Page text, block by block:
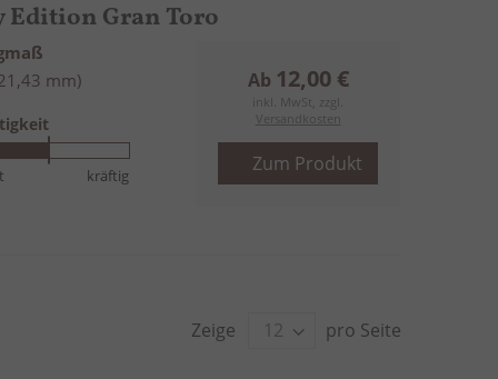
Edition Gran Toro
mm)
kräftig
Ab 12,00 €
inkl. MwSt, zzgl.
Versandkosten
Zum Produkt
Zeige pro Seite